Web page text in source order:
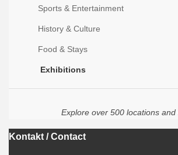
Sports & Entertainment
History & Culture
Food & Stays
Exhibitions
Explore over 500 locations and
Kontakt / Contact